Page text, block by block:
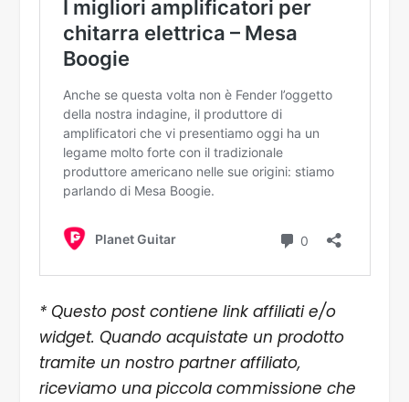
* Questo post contiene link affiliati e/o
widget. Quando acquistate un prodotto
tramite un nostro partner affiliato,
riceviamo una piccola commissione che